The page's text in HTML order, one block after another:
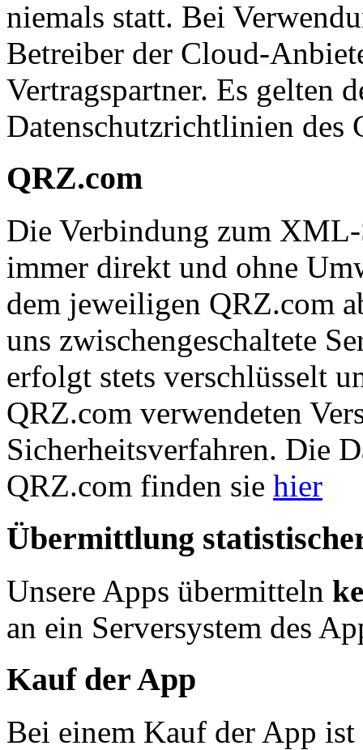
niemals statt. Bei
Betreiber der Cloud-
Vertragspartner. Es gelten
Datenschutzrichtlinien des
QRZ.com
Die Verbindung zum
immer direkt und ohne
dem jeweiligen QRZ.com
uns zwischengeschaltete
erfolgt stets verschlüsselt
QRZ.com verwendeten
Sicherheitsverfahren. Die
QRZ.com finden sie hier
Übermittlung
Unsere Apps übermitteln
an ein Serversystem des
Kauf der App
Bei einem Kauf der App